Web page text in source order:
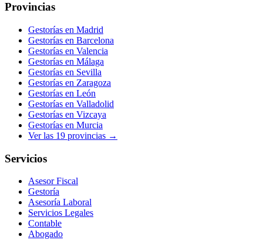
Provincias
Gestorías en Madrid
Gestorías en Barcelona
Gestorías en Valencia
Gestorías en Málaga
Gestorías en Sevilla
Gestorías en Zaragoza
Gestorías en León
Gestorías en Valladolid
Gestorías en Vizcaya
Gestorías en Murcia
Ver las 19 provincias →
Servicios
Asesor Fiscal
Gestoría
Asesoría Laboral
Servicios Legales
Contable
Abogado